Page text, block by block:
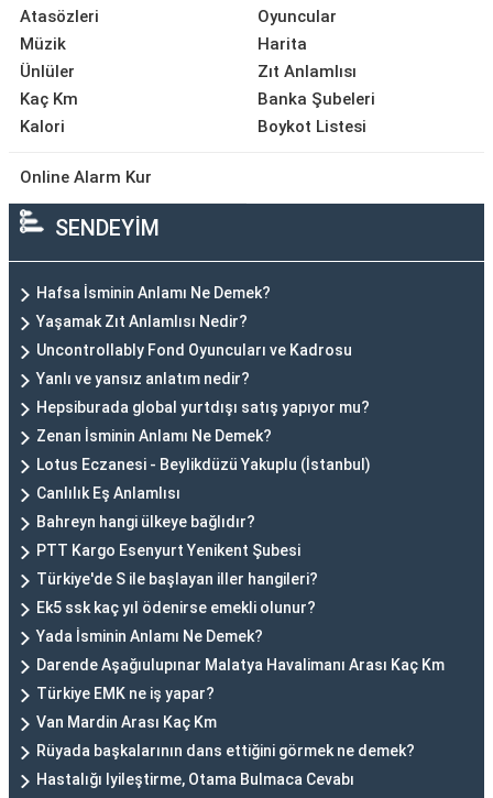
Atasözleri
Müzik
Ünlüler
Kaç Km
Kalori
Oyuncular
Harita
Zıt Anlamlısı
Banka Şubeleri
Boykot Listesi
Online Alarm Kur
SENDEYİM
Hafsa İsminin Anlamı Ne Demek?
Yaşamak Zıt Anlamlısı Nedir?
Uncontrollably Fond Oyuncuları ve Kadrosu
Yanlı ve yansız anlatım nedir?
Hepsiburada global yurtdışı satış yapıyor mu?
Zenan İsminin Anlamı Ne Demek?
Lotus Eczanesi - Beylikdüzü Yakuplu (İstanbul)
Canlılık Eş Anlamlısı
Bahreyn hangi ülkeye bağlıdır?
PTT Kargo Esenyurt Yenikent Şubesi
Türkiye'de S ile başlayan iller hangileri?
Ek5 ssk kaç yıl ödenirse emekli olunur?
Yada İsminin Anlamı Ne Demek?
Darende Aşağıulupınar Malatya Havalimanı Arası Kaç Km
Türkiye EMK ne iş yapar?
Van Mardin Arası Kaç Km
Rüyada başkalarının dans ettiğini görmek ne demek?
Hastalığı Iyileştirme, Otama Bulmaca Cevabı